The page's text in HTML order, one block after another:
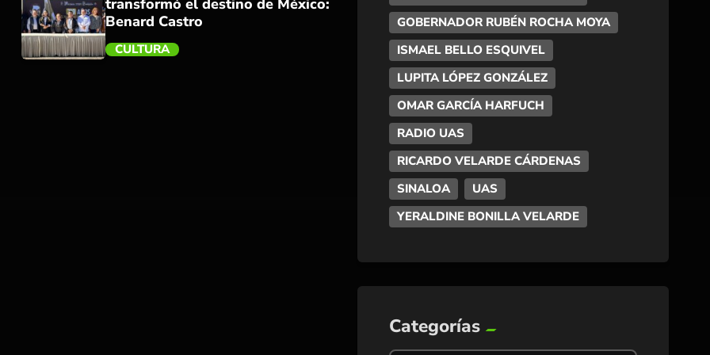
transformó el destino de México:
Benard Castro
CULTURA
GOBERNADOR RUBÉN ROCHA MOYA
ISMAEL BELLO ESQUIVEL
LUPITA LÓPEZ GONZÁLEZ
OMAR GARCÍA HARFUCH
RADIO UAS
RICARDO VELARDE CÁRDENAS
SINALOA
UAS
YERALDINE BONILLA VELARDE
Categorías